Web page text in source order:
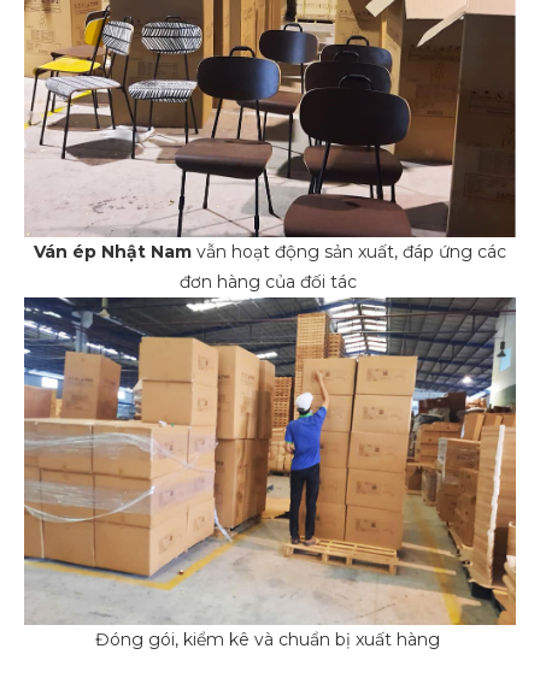
Ván ép Nhật Nam vẫn hoạt động sản xuất, đáp ứng các
đơn hàng của đối tác
Đóng gói, kiểm kê và chuẩn bị xuất hàng